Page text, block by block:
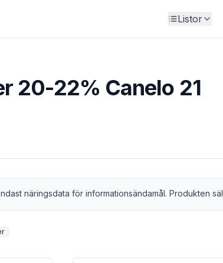
Listor
20-22% Canelo 21
näringsdata för informationsändamål. Produkten